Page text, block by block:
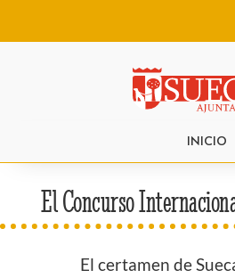
INICIO
El Concurso
El certamen de